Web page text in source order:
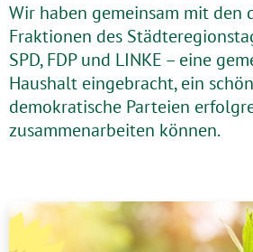
Wir haben gemeinsam mit den
Fraktionen des
SPD, FDP und LINKE – eine
Haushalt eingebracht, ein
demokratische Parteien
zusammenarbeiten können.